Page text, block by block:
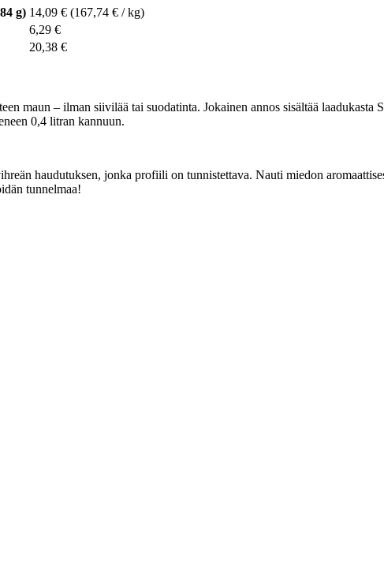
g) 14,09 € (167,74 € / kg)
6,29 €
20,38 €
maun – ilman siivilää tai suodatinta. Jokainen annos sisältää laadukasta
0,4 litran kannuun.
haudutuksen, jonka profiili on tunnistettava. Nauti miedon
tunnelmaa!